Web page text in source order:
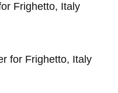
Frighetto, Italy
for Frighetto, Italy